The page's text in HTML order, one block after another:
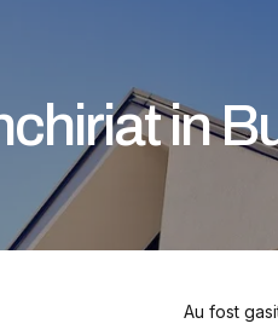
in
Au fost